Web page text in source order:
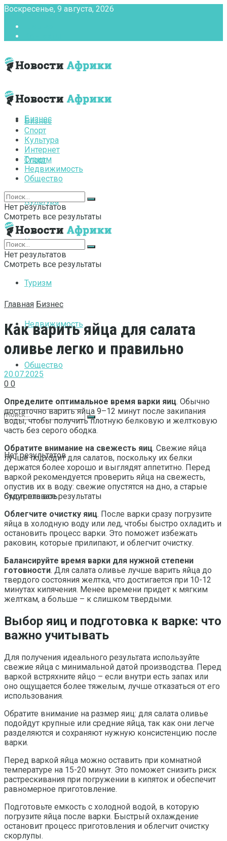
Воскресенье, 9 августа, 2026
Бизнес
Спорт
Культура
Интернет
Туризм
Недвижимость
Общество
Нет результатов
Смотреть все результаты
Бизнес
Спорт
Культура
Интернет
Туризм
Недвижимость
Общество
Нет результатов
Смотреть все результаты
Нет результатов
Смотреть все результаты
Главная Бизнес
Как варить яйца для салата
оливье легко и правильно
20.07.2025
0 0
Определите оптимальное время варки яиц. Обычно
достаточно варить яйца 9–12 минут после закипания
воды, чтобы получить плотную белковую и желтковую
часть без серого ободка.
Обратите внимание на свежесть яиц. Свежие яйца
лучше подходит для салатов, поскольку их белки
держатся более хорошо и выглядят аппетитно. Перед
варкой рекомендуется проверить яйца на свежесть,
опустив их в воду: свежие опустятся на дно, а старые
будут плавать.
Облегчите очистку яиц. После варки сразу погрузите
яйца в холодную воду или лед, чтобы быстро охладить и
остановить процесс варки. Это поможет избежать
раковин, которые прилипают, и облегчит очистку.
Балансируйте время варки для нужной степени
готовности. Для салата оливье лучше варить яйца до
твердого состояния желтка, что достигается при 10-12
минутах кипячения. Менее времени придет к мягким
желткам, а больше – к слишком твердыми.
Выбор яиц и подготовка к варке: что
важно учитывать
Для получения идеального результата используйте
свежие яйца с минимальной датой производства. Перед
варкой встряхните яйцо – если внутри есть запах или
оно ощущается более тяжелым, лучше отказаться от его
использования.
Обратите внимание на размер яиц: для салата оливье
подойдут крупные или средние яйца, так как они легче
разделяются и сохраняют нужную консистенцию после
варки.
Перед варкой яйца можно оставить при комнатной
температуре на 15-20 минут. Это поможет снизить риск
растрескивания при погружении в кипяток и обеспечит
равномерное приготовление.
Подготовьте емкость с холодной водой, в которую
погрузите яйца после варки. Быстрый охлаждение
остановит процесс приготовления и облегчит очистку
скорлупы.